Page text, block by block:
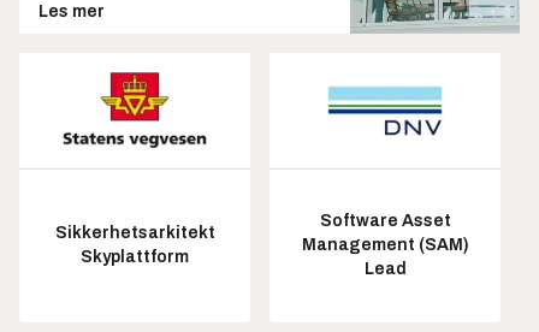
Les mer
Sikkerhetsarkitekt
Skyplattform
Software Asset
Management (SAM)
Lead